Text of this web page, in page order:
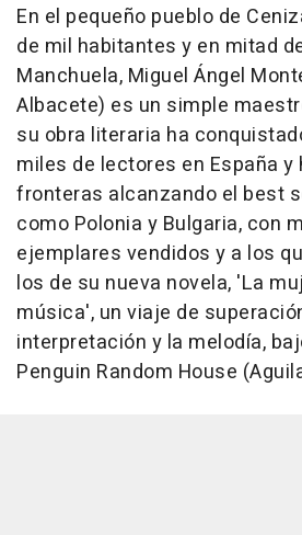
En el pequeño pueblo de
de mil habitantes y en mitad
Manchuela, Miguel Ángel
Albacete) es un simple
su obra literaria ha
miles de lectores en España y
fronteras alcanzando el best
como Polonia y Bulgaria, con
ejemplares vendidos y a los
los de su nueva novela, 'La
música', un viaje de
interpretación y la melodía,
Penguin Random House